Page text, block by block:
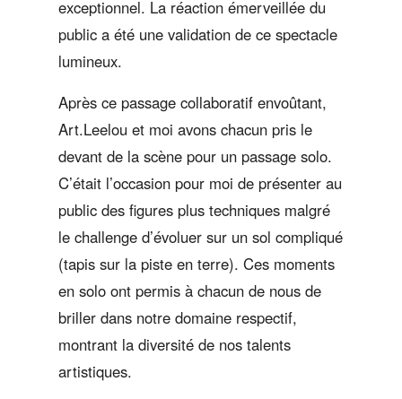
exceptionnel. La réaction émerveillée du
public a été une validation de ce spectacle
lumineux.
Après ce passage collaboratif envoûtant,
Art.Leelou et moi avons chacun pris le
devant de la scène pour un passage solo.
C’était l’occasion pour moi de présenter au
public des figures plus techniques malgré
le challenge d’évoluer sur un sol compliqué
(tapis sur la piste en terre). Ces moments
en solo ont permis à chacun de nous de
briller dans notre domaine respectif,
montrant la diversité de nos talents
artistiques.